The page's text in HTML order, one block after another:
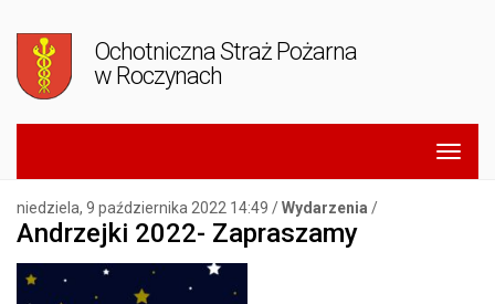
Ochotniczna Straż Pożarna
w Roczynach
niedziela, 9 października 2022 14:49 /Wydarzenia /
Andrzejki 2022- Zapraszamy